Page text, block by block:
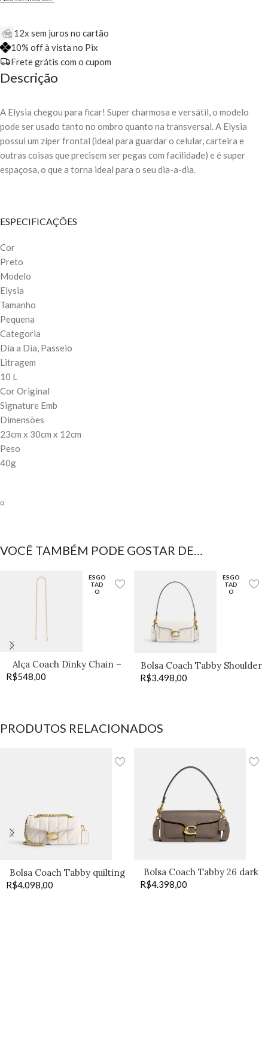
12x sem juros no cartão
10% off à vista no Pix
Frete grátis com o cupom
Descrição
A Elysia chegou para ficar! Super charmosa e versátil, o modelo
pode ser usado tanto no ombro quanto na transversal. A Elysia
possui um zíper frontal (ideal para guardar o celular, carteira e
outras coisas que precisem ser pegas com facilidade) e é super
espaçosa, o que a torna ideal para o seu dia-a-dia.
ESPECIFICAÇÕES
Cor
Preto
Modelo
Elysia
Tamanho
Pequena
Categoria
Dia a Dia, Passeio
Litragem
10 L
Cor Original
Signature Emb
Dimensões
23cm x 30cm x 12cm
Peso
40g
▫️
VOCÊ TAMBÉM PODE GOSTAR DE…
ESGO
TAD
O
Alça Coach Dinky Chain –
R$548,00
ESGO
TAD
O
Bolsa Coach Tabby Shoulder
R$3.498,00
PRODUTOS RELACIONADOS
Bolsa Coach Tabby quilting
R$4.098,00
Bolsa Coach Tabby 26 dark
R$4.398,00